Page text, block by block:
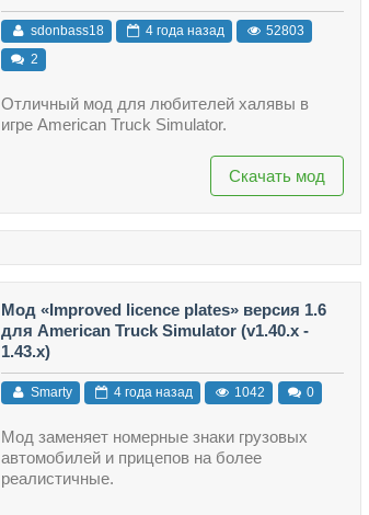
sdonbass18 4 года назад
52803
2
Отличный мод для любителей халявы в
игре American Truck Simulator.
Скачать мод
Мод «Improved licence plates» версия 1.6
для American Truck Simulator (v1.40.x -
1.43.x)
Smarty 4 года назад 1042 0
Мод заменяет номерные знаки грузовых
автомобилей и прицепов на более
реалистичные.